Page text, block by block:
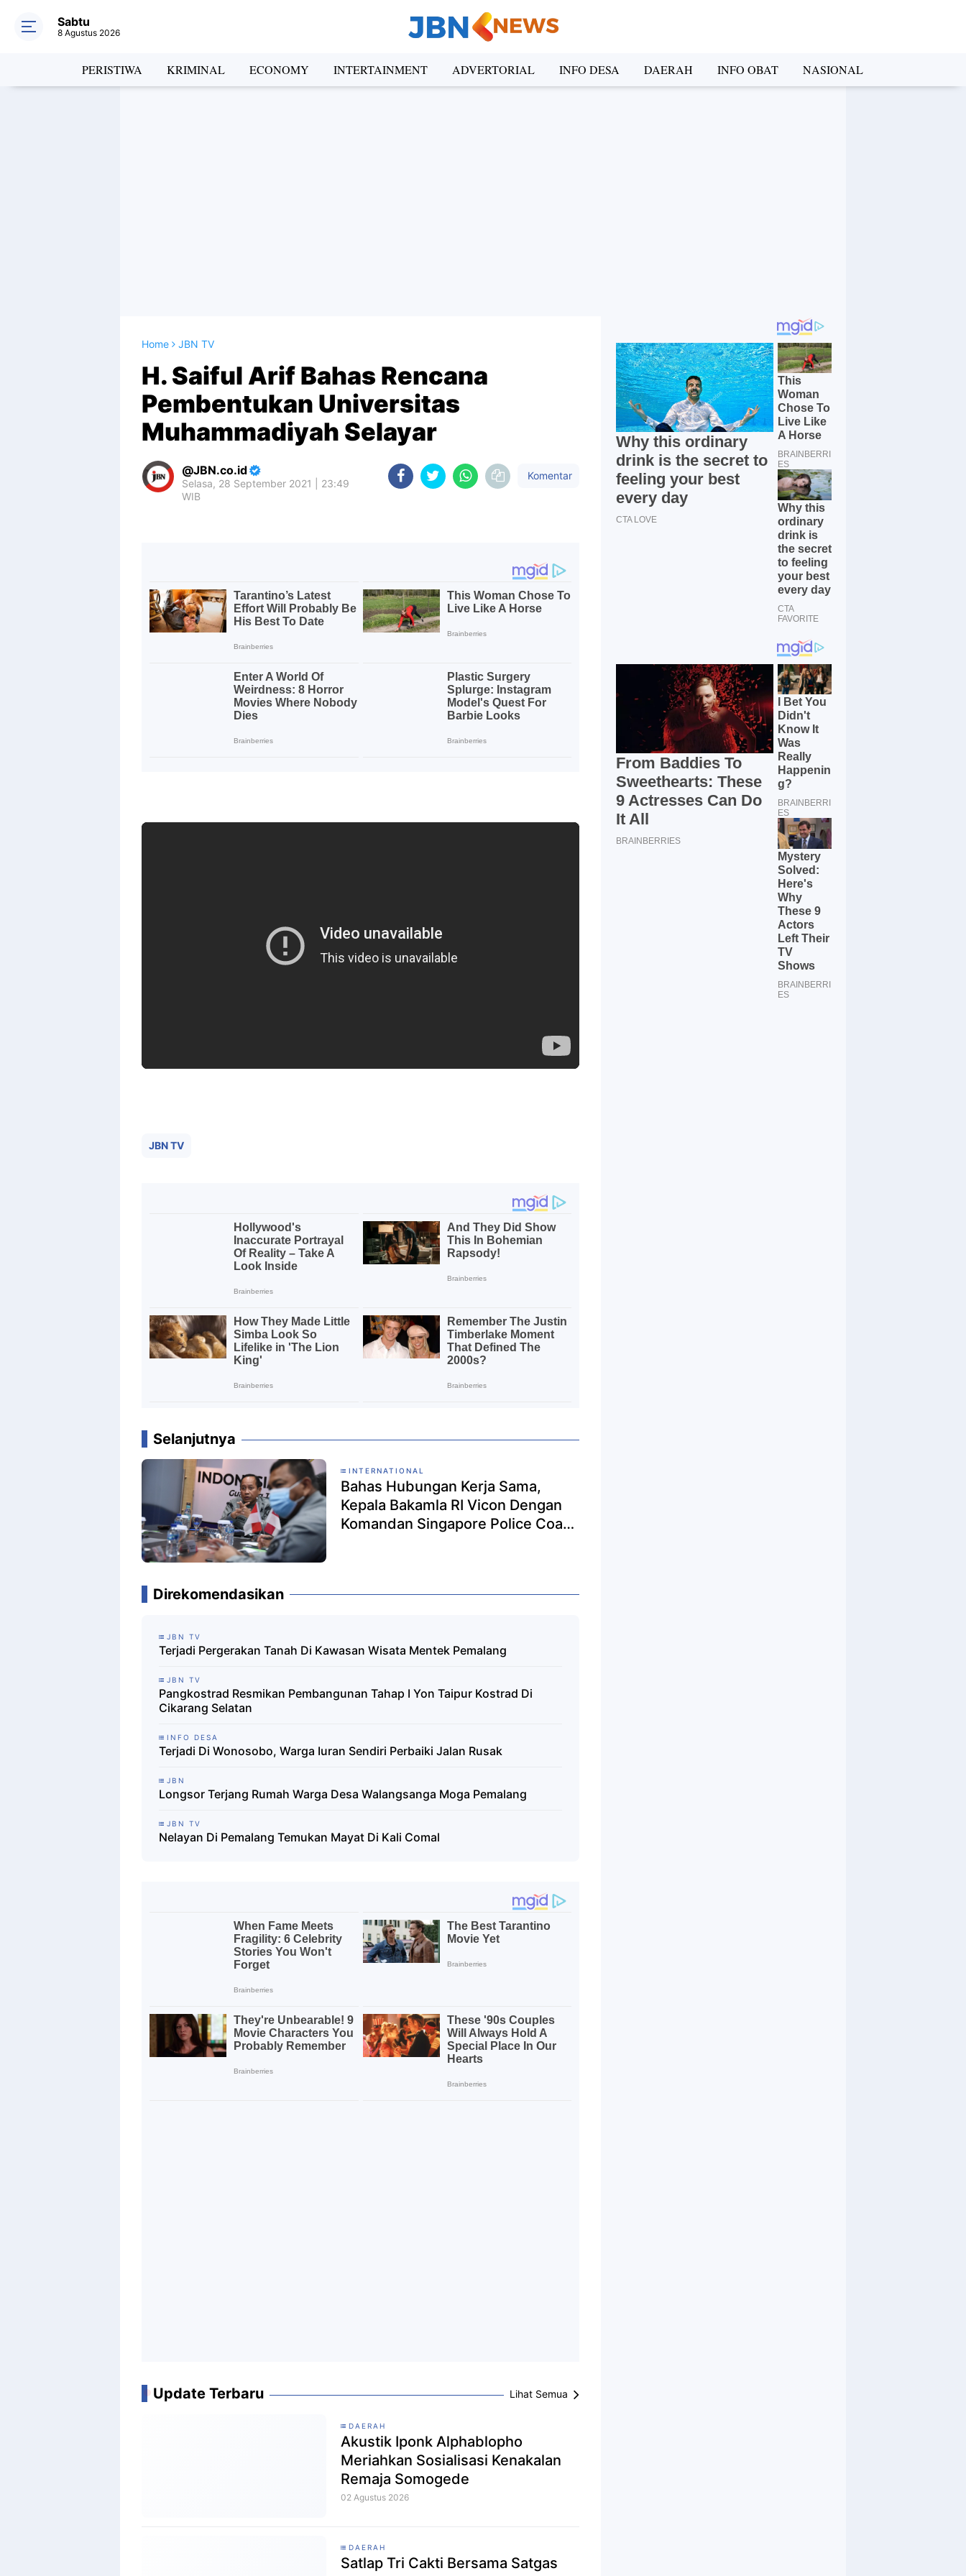
Sabtu
8 Agustus 2026
PERISTIWA KRIMINAL ECONOMY INTERTAINMENT ADVERTORIAL INFO DESA DAERAH INFO OBAT NASIONAL
Home JBN TV
H. Saiful Arif Bahas Rencana
Pembentukan Universitas
Muhammadiyah Selayar
JBN.co.id
Selasa, 28 September 2021 | 23:49
WIB
Komentar
JBN TV
Selanjutnya
INTERNATIONAL
Bahas Hubungan Kerja Sama,
Kepala Bakamla RI Vicon Dengan
Komandan Singapore Police Coast
Direkomendasikan
JBN TV
Terjadi Pergerakan Tanah Di Kawasan Wisata Mentek Pemalang
JBN TV
Pangkostrad Resmikan Pembangunan Tahap I Yon Taipur Kostrad Di
Cikarang Selatan
INFO DESA
Terjadi Di Wonosobo, Warga Iuran Sendiri Perbaiki Jalan Rusak
JBN
Longsor Terjang Rumah Warga Desa Walangsanga Moga Pemalang
JBN TV
Nelayan Di Pemalang Temukan Mayat Di Kali Comal
Update Terbaru Lihat Semua
DAERAH
Akustik Iponk Alphablopho
Meriahkan Sosialisasi Kenakalan
Remaja Somogede
02 Agustus 2026
DAERAH
Satlap Tri Cakti Bersama Satgas